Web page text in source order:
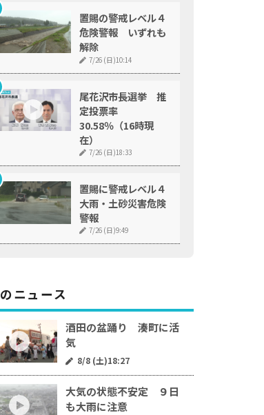
置賜の警戒レベル４
危険警報 いずれも
解除
7/26 (日)10:14
尾花沢市長選挙 推
定投票率
30.58％（16時現
在）
7/26 (日)18:33
置賜に警戒レベル４
大雨・土砂災害危険
警報
7/26 (日)9:49
ニュース
酒田の盆踊り 湊町に活
気
8/8 (土)18:27
大気の状態不安定 ９日
も大雨に注意